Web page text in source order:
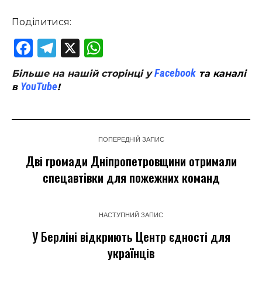
Поділитися:
Facebook
Telegram
X
Більше на нашій сторінці уFacebook та каналі
в YouTube!
ПОПЕРЕДНІЙ ЗАПИС
Дві громади Дніпропетровщини отримали
спецавтівки для пожежних команд
НАСТУПНИЙ ЗАПИС
У Берліні відкриють Центр єдності для
українців